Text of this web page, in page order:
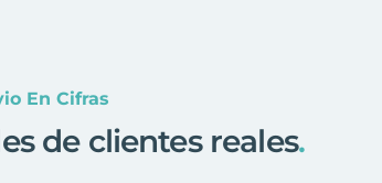
En Cifras
de clientes reales.